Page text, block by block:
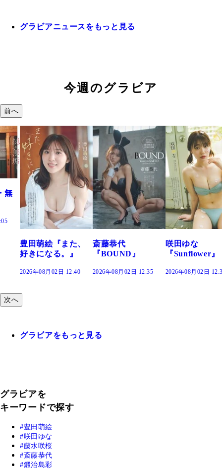
グラビアニュースをもっと見る
今週のグラビア
前へ
斎藤恭代
『BOUND』
2026年08月02日 12:35
咲田ゆな
『Sunflower』
2026年08月02日 12:30
藤水咲桜『花
だまり』
2026年08月02日
次へ
グラビアをもっと見る
グラビアを
キーワードで探す
豊田萌絵
咲田ゆな
藤水咲桜
斎藤恭代
鍛治島彩